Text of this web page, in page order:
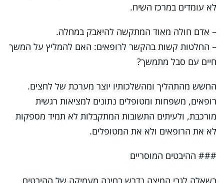
לא עומדים במרכז השיח.
– אדם חולה מאוד המתקשה להיאבק במחלה.
– החלטות קשות בהקשר לרופאים: האם להמליץ על המשך
חיים עם סבל מתמשך?
החשש מהתהליך ומהשלכותיו יוצר מערכת של לחצים.
רופאים, משפחות ומטופלים נתונים למציאות רגשית
מורכבת, ולעיתים התשובות המתקבלות לא תמיד מספקות
לא את הרופאים ולא את המטופלים.
### ההיבטים המוסריים
בשאלה לגבי המיצה נדרש בחינה מעמיקה של ההיבטים